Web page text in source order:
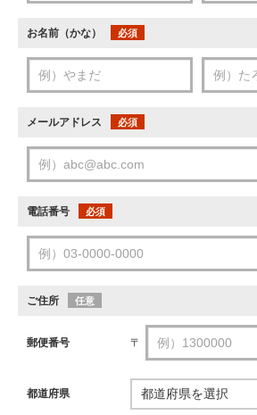
お名前（かな） 必須
メールアドレス 必須
電話番号 必須
ご住所 任意
郵便番号 〒
都道府県